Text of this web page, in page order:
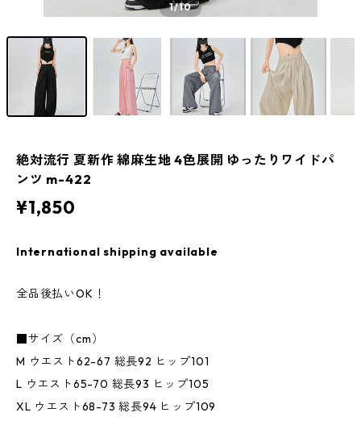
1/10
絶対流行 夏新作 綿麻生地 4色展開 ゆったりワイドパ
ンツ m-422
¥1,850
International shipping available
全品後払いOK！
■サイズ（cm）
M ウエスト62-67 総長92 ヒップ101
L ウエスト65-70 総長93 ヒップ105
XL ウエスト68-73 総長94 ヒップ109